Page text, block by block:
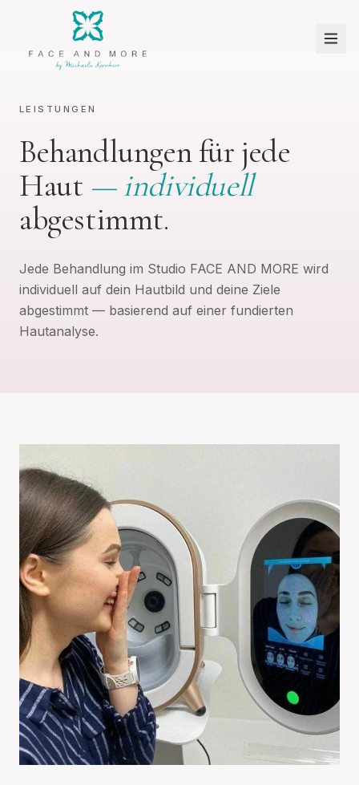
LEISTUNGEN
Behandlungen für jede
Haut — individuell
abgestimmt.
Jede Behandlung im Studio FACE AND MORE wird
individuell auf dein Hautbild und deine Ziele
abgestimmt — basierend auf einer fundierten
Hautanalyse.